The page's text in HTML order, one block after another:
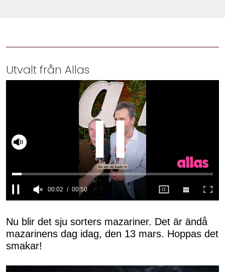
Utvalt från Allas
of
50
seconds
Nu blir det sju sorters mazariner. Det är ändå
mazarinens dag idag, den 13 mars. Hoppas det
smakar!